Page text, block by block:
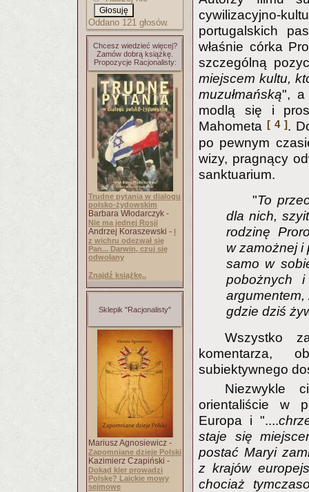
Oddano 121 głosów.
Chcesz wiedzieć więcej?
Zamów dobrą książkę.
Propozycje Racjonalisty:
Trudne pytania w dialogu
polsko-żydowskim
Barbara Włodarczyk -
Nie ma jednej Rosji
Andrzej Koraszewski - I
z wichru odezwał się
Pan... Darwin, czuj się
odwołany
Znajdź książkę..
Sklepik "Racjonalisty"
Mariusz Agnosiewicz -
Zapomniane dzieje Polski
Kazimierz Czapiński -
Dokąd kler prowadzi
Polskę? Laickie mowy
sejmowe
cywilizacyjno-
portugalskich
właśnie córka
szczególną
miejscem kultu,
muzułmańską", a
modlą się i
Mahometa [ 4 ].
po pewnym
wizy, pragnący
sanktuarium.
"To
dla nich,
rodzinę
w zamożnej i
samo w
pobożnych
gdzie dziś
Wszystko
komentarza,
subiektywnego
Niezwykle
orientaliście w
Europa i "....
staje się
postać Maryi
z krajów
chociaż